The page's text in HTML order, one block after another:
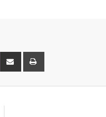
Reddit
Share